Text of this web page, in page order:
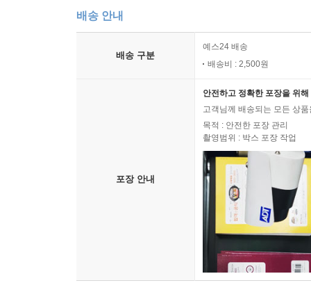
배송 안내
배송 구분
예스24 배송
배송비 : 2,500원
포장 안내
안전하고 정확한 포장을 위
고객님께 배송되는 모든 상
목적 : 안전한 포장 관리
촬영범위 : 박스 포장 작업